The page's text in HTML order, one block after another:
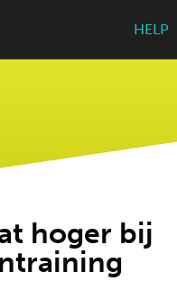
HELP
hoger bij